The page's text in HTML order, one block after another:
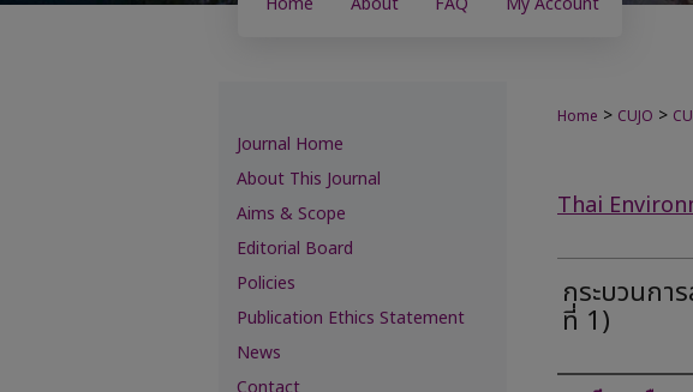
Home > CUJO >
Thai
กระบวนกา
ที่ 1)
Journal Home
About This Journal
Aims & Scope
Editorial Board
Policies
Publication Ethics Statement
News